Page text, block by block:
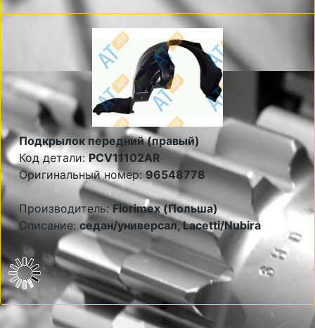
Подкрылок передний (правый)
Код детали:PCV11102AR
Оригинальный номер:96548778
Производитель:Florimex (Польша)
Описание:седан/универсал, Lacetti/Nubira